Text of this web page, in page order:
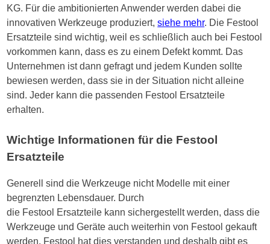
KG. Für die ambitionierten Anwender werden dabei die
innovativen Werkzeuge produziert,siehe mehr. Die Festool
Ersatzteile sind wichtig, weil es schließlich auch bei Festool
vorkommen kann, dass es zu einem Defekt kommt. Das
Unternehmen ist dann gefragt und jedem Kunden sollte
bewiesen werden, dass sie in der Situation nicht alleine
sind. Jeder kann die passenden Festool Ersatzteile
erhalten.
Wichtige Informationen für die Festool
Ersatzteile
Generell sind die Werkzeuge nicht Modelle mit einer
begrenzten Lebensdauer. Durch
die Festool Ersatzteile kann sichergestellt werden, dass die
Werkzeuge und Geräte auch weiterhin von Festool gekauft
werden. Festool hat dies verstanden und deshalb gibt es